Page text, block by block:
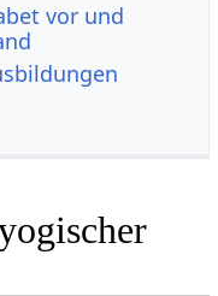
vor und